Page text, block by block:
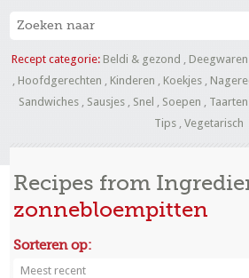
Recept categorie: Beldi & gezond , Deegwaren
, Hoofdgerechten , Kinderen , Koekjes ,
Sandwiches , Sausjes , Snel , Soepen , Taarten
Tips, Vegetarisch
Recipes from
zonnebloempitten
Sorteren op:
Meest recent